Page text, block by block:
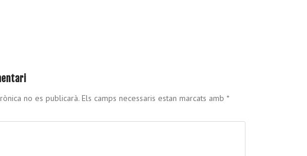
no es publicarà. Els camps necessaris estan marcats amb *